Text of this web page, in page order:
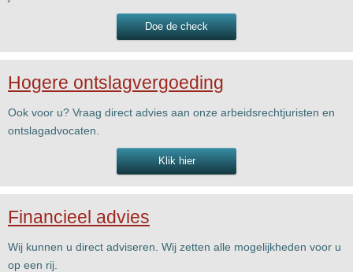
Doe de check
Hogere ontslagvergoeding
Ook voor u? Vraag direct advies aan onze arbeidsrechtjuristen en
ontslagadvocaten.
Klik hier
Financieel advies
Wij kunnen u direct adviseren. Wij zetten alle mogelijkheden voor u
op een rij.